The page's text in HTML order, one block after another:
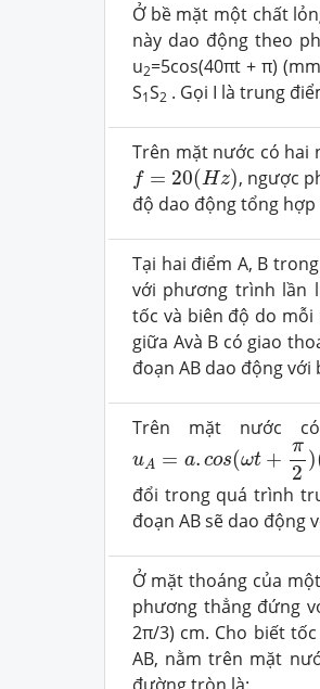
Ở bề mặt một chất
này dao động theo
u2=5cos(40πt + π)
S1S2 . Gọi I là trung
Trên mặt nước có hai
f = 20(Hz)
f=20(Hz) , ngược
độ dao động tổng hợp
Tại hai điểm A, B
với phương trình lần
tốc và biên độ do
giữa Avà B có giao
đoạn AB dao động với
Trên mặt nước
uA = a. cos(ωt +
π
2
)
uA= cos( ωt+π2 )(cm
đổi trong quá trình
đoạn AB sẽ dao động
Ở mặt thoáng của
phương thẳng đứng
2π/3) cm. Cho biết
AB, nằm trên mặt